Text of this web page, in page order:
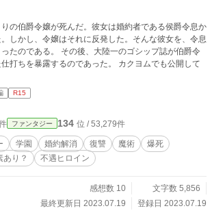
の伯爵令嬢が死んだ。彼女は婚約者である侯爵令息か
しかし、令嬢はそれに反発した。そんな彼女を、令息
たのである。 その後、大陸一のゴシップ誌が伯爵令
するのであった。 カクヨムでも公開して
R15
ファンタジー 134 位 / 53,279件
学園 婚約解消 復讐 魔術
爆死
あり？ 不遇ヒロイン
感想数 10
文字数 5,856
最終更新日 2023.07.19
登録日 2023.07.19